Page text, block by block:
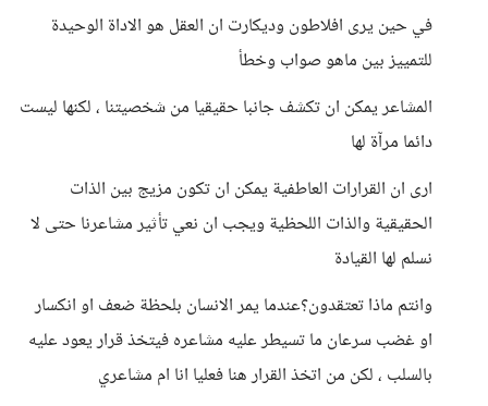
في حين يرى افلاطون وديكارت ان العقل هو الاداة الوحيدة
للتمييز بين ماهو صواب وخطأ
المشاعر يمكن ان تكشف جانبا حقيقيا من شخصيتنا ، لكنها ليست
دائما مرآة لها
ارى ان القرارات العاطفية يمكن ان تكون مزيج بين الذات
الحقيقية والذات اللحظية ويجب ان نعي تأثير مشاعرنا حتى لا
نسلم لها القيادة
وانتم ماذا تعتقدون؟عندما يمر الانسان بلحظة ضعف او انكسار
او غضب سرعان ما تسيطر عليه مشاعره فيتخذ قرار يعود عليه
بالسلب ، لكن من اتخذ القرار هنا فعليا انا ام مشاعري